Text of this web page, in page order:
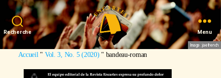
Recherche Menu
Image : jaefrench
Accueil " Vol. 3, No. 5 (2020) " bandeau-roman